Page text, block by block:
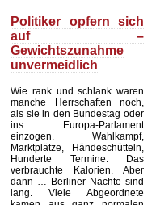
Politiker opfern sich
auf –
Gewichtszunahme
unvermeidlich
Wie rank und schlank waren
manche Herrschaften noch,
als sie in den Bundestag oder
ins Europa-Parlament
einzogen. Wahlkampf,
Marktplätze, Händeschütteln,
Hunderte Termine. Das
verbrauchte Kalorien. Aber
dann … Berliner Nächte sind
lang. Viele Abgeordnete